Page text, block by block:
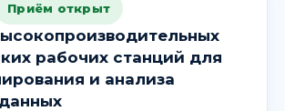
Приём открыт
рабочих станций для
и анализа